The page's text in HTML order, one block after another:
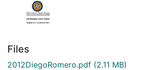
Files
2012DiegoRomero.pdf (2.11 MB)